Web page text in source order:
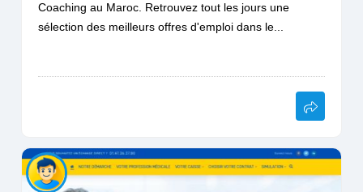
Coaching au Maroc. Retrouvez tout les jours une
sélection des meilleurs offres d'emploi dans le...